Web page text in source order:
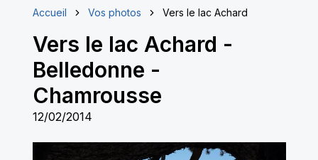
Accueil Vos photos Vers le lac Achard
Vers le lac Achard -
Belledonne -
Chamrousse
12/02/2014